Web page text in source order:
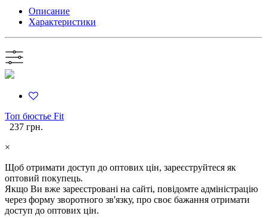
Описание
Характеристики
Топ бюстье Fit
237 грн.
×
Щоб отримати доступ до оптових цін, зареєструйтеся як
оптовий покупець.
Якщо Ви вже зареєстровані на сайті, повідомте адміністрацію
через форму зворотного зв'язку, про своє бажання отримати
доступ до оптових цін.